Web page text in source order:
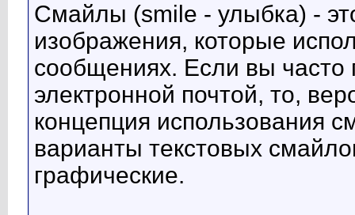
Смайлы (smile - улыбка) -
изображения, которые
сообщениях. Если вы часто
электронной почтой, то,
концепция использования
варианты текстовых
графические.